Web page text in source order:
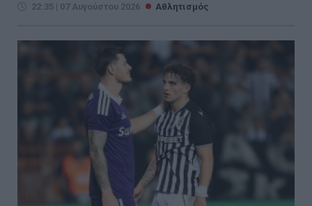
22:35 | 07 Αυγούστου 2026 Αθλητισμός